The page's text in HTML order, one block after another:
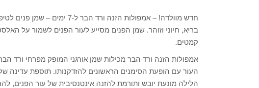
בריא, חיוני וזוהר. שמן הפנים מסייע לעור הפנים לשמור על
קמטים.
אמפולות הזנה ורד הבר מכילות שמן אורגני המופק מפרחי ורד
העור עם הופעת הסימנים הראשונים להזדקנותו. תוספת עדינה
הלילה מונעת יובש ותורמת להזנה אינטנסיבית של עור הפנים,